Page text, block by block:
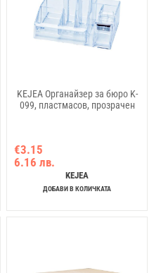
KEJEA Органайзер за бюро K-
099, пластмасов, прозрачен
€3.15
6.16 лв.
KEJEA
ДОБАВИ В КОЛИЧКАТА